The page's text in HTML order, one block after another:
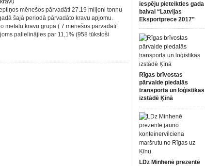
mēnešos pārvadāti 27.19 miljoni tonnu
šajā periodā pārvadāto kravu apjomu.
metālu kravu grupā ( 7 mēnešos pārvadāti
palielinājies par 11,1% (958 tūkstoši
iespēju pieteikties gada
balvai “Latvijas
Eksportprece 2017”
Rīgas brīvostas
pārvalde piedalās
transporta un loģistikas
izstādē Ķīnā
LDz Minhenē prezentē